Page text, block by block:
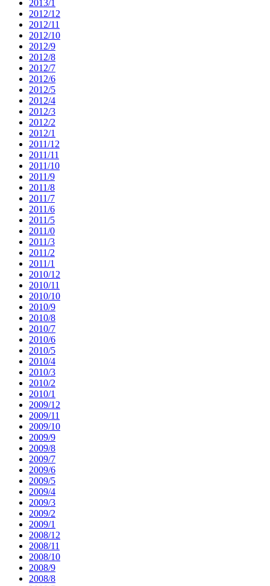
2013/1
2012/12
2012/11
2012/10
2012/9
2012/8
2012/7
2012/6
2012/5
2012/4
2012/3
2012/2
2012/1
2011/12
2011/11
2011/10
2011/9
2011/8
2011/7
2011/6
2011/5
2011/0
2011/3
2011/2
2011/1
2010/12
2010/11
2010/10
2010/9
2010/8
2010/7
2010/6
2010/5
2010/4
2010/3
2010/2
2010/1
2009/12
2009/11
2009/10
2009/9
2009/8
2009/7
2009/6
2009/5
2009/4
2009/3
2009/2
2009/1
2008/12
2008/11
2008/10
2008/9
2008/8